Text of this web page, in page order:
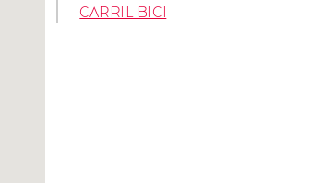
CARRIL BICI